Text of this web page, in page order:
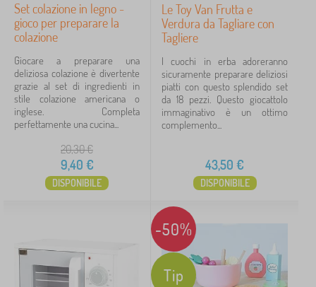
Set colazione in legno -
gioco per preparare la
colazione
Giocare a preparare una
deliziosa colazione è divertente
grazie al set di ingredienti in
stile colazione americana o
inglese. Completa
perfettamente una cucina...
20,30€
9,40 €
DISPONIBILE
Le Toy Van Frutta e
Verdura da Tagliare con
Tagliere
I cuochi in erba adoreranno
sicuramente preparare deliziosi
piatti con questo splendido set
da 18 pezzi. Questo giocattolo
immaginativo è un ottimo
complemento...
43,50 €
DISPONIBILE
-50%
Tip